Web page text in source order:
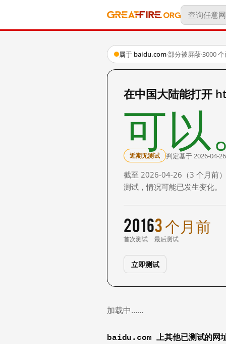
属于 baidu.com·部分被屏蔽·3000
在中国大陆能打开
可以
近期无测试 判定基于 2026-04-
截至 2026-04-26（3 个月前
测试，情况可能已发生变化。
2016
首次测试
3 个月前
最后测试
立即测试
加载中……
baidu.com 上其他已测试的网